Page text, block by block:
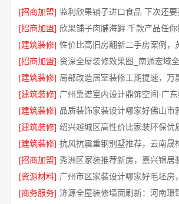
[招商加盟] 监利欣果铺子进口食品 下次还要
[招商加盟] 欣果铺子肉脯海鲜 千款产品任你
[建筑装修]
[招商加盟] 资深全屋装修效果图_南通宏域
[建筑装修]
[建筑装修]
[建筑装修]
[建筑装修]
[建筑装修] 抗风抗震重钢别墅推荐，云南晟
[招商加盟]
[资源材料] 广州市区家装设计哪家好毛坯房
[商务服务]